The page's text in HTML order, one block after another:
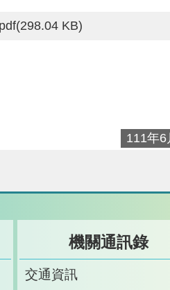
pdf(298.04 KB)
111年6
機關通訊錄
交通資訊